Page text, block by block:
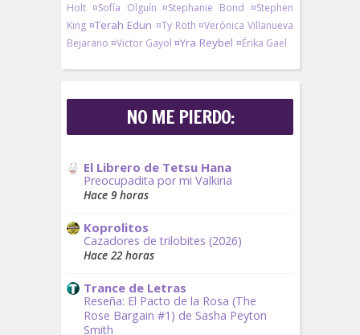
Holt ¤Sofía Olguín ¤Stephanie Bond ¤Stephen
King ¤Terah Edun ¤Ty Roth ¤Verónica Villanueva
Bejarano ¤Victor Gayol ¤Yra Reybel ¤Érika Gael
NO ME PIERDO:
El Librero de Tetsu Hana
Preocupadita por mi Valkiria
Hace 9 horas
Koprolitos
Cazadores de trilobites (2026)
Hace 22 horas
Trance de Letras
Reseña: El Pacto de la Rosa (The
Rose Bargain #1) de Sasha Peyton
Smith